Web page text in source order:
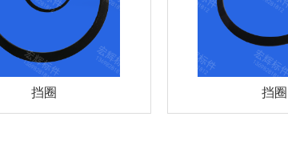
挡圈 挡圈